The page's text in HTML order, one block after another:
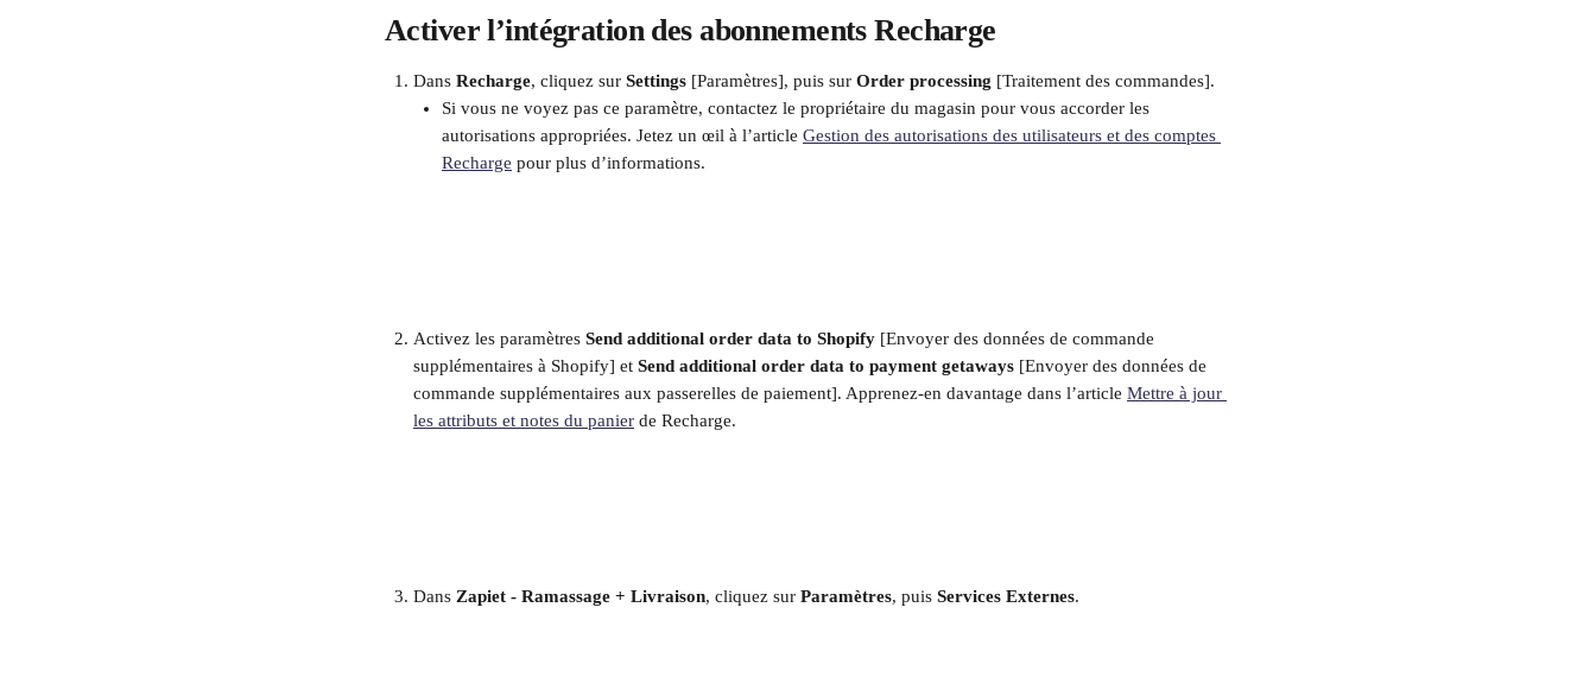
Activer l’intégration des abonnements Recharge
Dans Recharge, cliquez sur Settings [Paramètres], puis sur Order processing [Traitement des commandes].
Si vous ne voyez pas ce paramètre, contactez le propriétaire du magasin pour vous accorder les
autorisations appropriées. Jetez un œil à l’article Gestion des autorisations des utilisateurs et des comptes
Recharge pour plus d’informations.
Activez les paramètres Send additional order data to Shopify [Envoyer des données de commande
supplémentaires à Shopify] et Send additional order data to payment getaways [Envoyer des données de
commande supplémentaires aux passerelles de paiement]. Apprenez-en davantage dans l’article Mettre à jour
les attributs et notes du panier de Recharge.
Dans Zapiet - Ramassage + Livraison, cliquez sur Paramètres, puis Services Externes.